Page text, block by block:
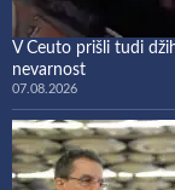
V Ceuto prišli tudi
nevarnost
07.08.2026